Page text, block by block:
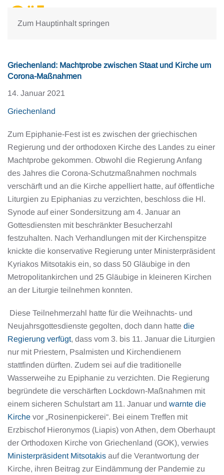
Zum Hauptinhalt springen
Griechenland: Machtprobe zwischen Staat und Kirche um
Corona-Maßnahmen
14. Januar 2021
Griechenland
Zum Epiphanie-Fest ist es zwischen der griechischen
Regierung und der orthodoxen Kirche des Landes zu einer
Machtprobe gekommen. Obwohl die Regierung Anfang
des Jahres die Corona-Schutzmaßnahmen nochmals
verschärft und an die Kirche appelliert hatte, auf öffentliche
Liturgien zu Epiphanias zu verzichten, beschloss die Hl.
Synode auf einer Sondersitzung am 4. Januar an
Gottesdiensten mit beschränkter Besucherzahl
festzuhalten. Nach Verhandlungen mit der Kirchenspitze
knickte die konservative Regierung unter Ministerpräsident
Kyriakos Mitsotakis ein, so dass 50 Gläubige in den
Metropolitankirchen und 25 Gläubige in kleineren Kirchen
an der Liturgie teilnehmen konnten.
Diese Teilnehmerzahl hatte für die Weihnachts- und
Neujahrsgottesdienste gegolten, doch dann hatte die
Regierung verfügt, dass vom 3. bis 11. Januar die Liturgien
nur mit Priestern, Psalmisten und Kirchendienern
stattfinden dürften. Zudem sei auf die traditionelle
Wasserweihe zu Epiphanie zu verzichten. Die Regierung
begründete die verschärften Lockdown-Maßnahmen mit
einem sicheren Schulstart am 11. Januar und warnte die
Kirche vor „Rosinenpickerei“. Bei einem Treffen mit
Erzbischof Hieronymos (Liapis) von Athen, dem Oberhaupt
der Orthodoxen Kirche von Griechenland (GOK), verwies
Ministerpräsident Mitsotakis auf die Verantwortung der
Kirche, ihren Beitrag zur Eindämmung der Pandemie zu